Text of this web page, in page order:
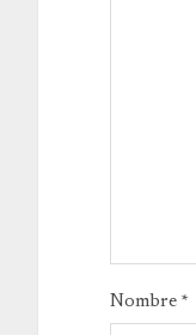
Nombre *